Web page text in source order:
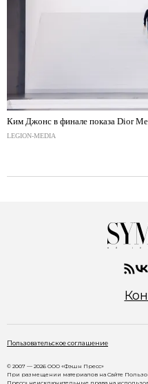
Ким Джонс в финале показа Dior
LEGION-MEDIA
Пользовательское соглашение
© 2007 — 2026 ООО «Фэшн Пресс»
При размещении материалов на Сайте